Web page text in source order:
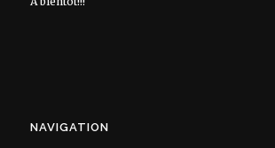
NAVIGATION